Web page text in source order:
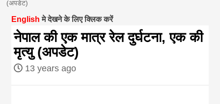
magazine of
Nepal brings
news in hindi
(अपडेट)
English मे देखने के लिए क्लिक करें
नेपाल की एक मात्र रेल दुर्घटना, एक की
मृत्यु (अपडेट)
13 years ago